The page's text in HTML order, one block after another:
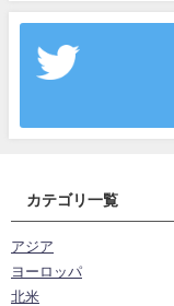
カテゴリ一覧
アジア
ヨーロッパ
北米